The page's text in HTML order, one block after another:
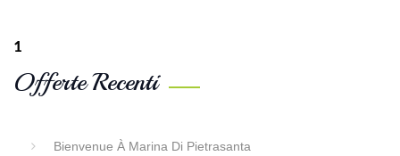
1
Offerte Recenti
Bienvenue À Marina Di Pietrasanta